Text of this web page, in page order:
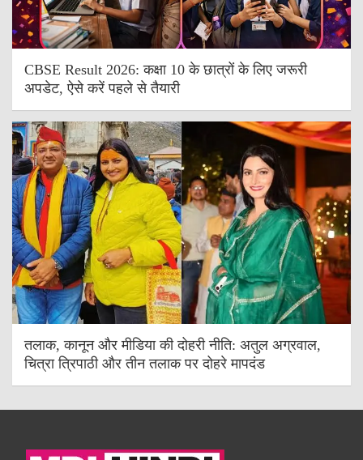
CBSE Result 2026: कक्षा 10 के छात्रों के लिए जरूरी
अपडेट, ऐसे करें पहले से तैयारी
तलाक, कानून और मीडिया की दोहरी नीति: अतुल अग्रवाल,
चित्रा त्रिपाठी और तीन तलाक पर दोहरे मापदंड